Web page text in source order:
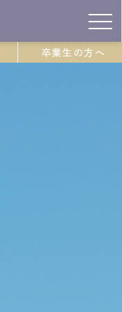
卒業生の方へ